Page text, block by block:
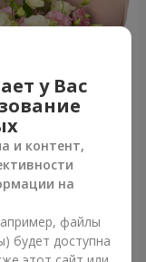
Котта"
Заказать
у Вас
и контент,
на
файлы
будет доступна